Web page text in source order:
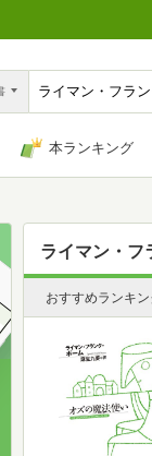
本ランキング
ライマン・フ
おすすめランキ